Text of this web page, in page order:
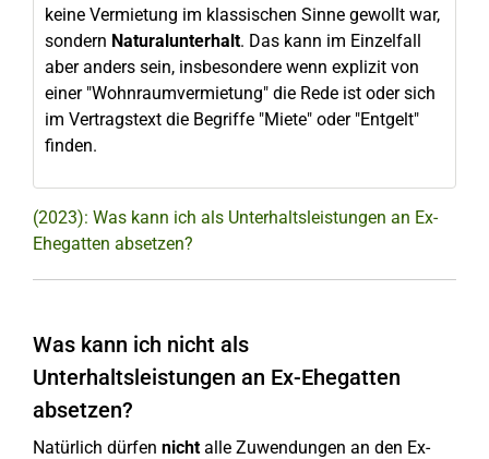
keine Vermietung im klassischen Sinne gewollt war,
sondern Naturalunterhalt. Das kann im Einzelfall
aber anders sein, insbesondere wenn explizit von
einer "Wohnraumvermietung" die Rede ist oder sich
im Vertragstext die Begriffe "Miete" oder "Entgelt"
finden.
(2023): Was kann ich als Unterhaltsleistungen an Ex-
Ehegatten absetzen?
Was kann ich nicht als
Unterhaltsleistungen an Ex-Ehegatten
absetzen?
Natürlich dürfen nichtalle Zuwendungen an den Ex-